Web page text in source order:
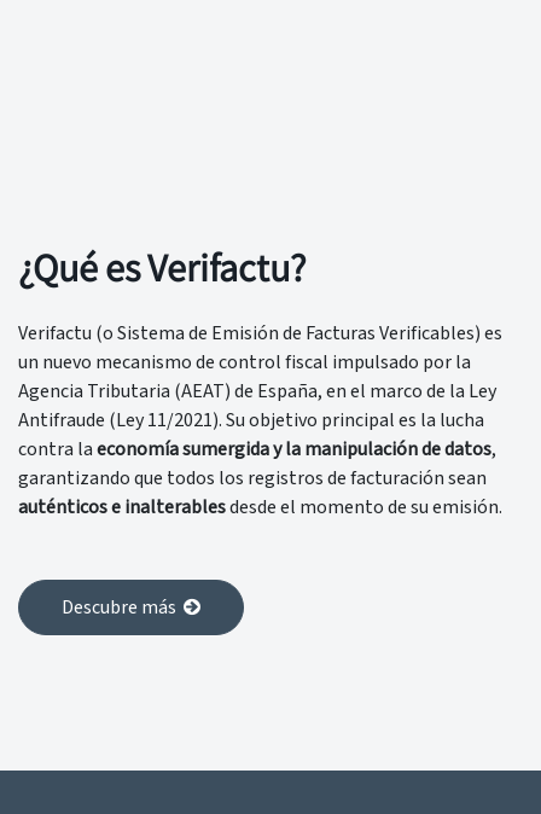
¿Qué es Verifactu?
Verifactu (o Sistema de Emisión de Facturas Verificables) es
un nuevo mecanismo de control fiscal impulsado por la
Agencia Tributaria (AEAT) de España, en el marco de la Ley
Antifraude (Ley 11/2021). Su objetivo principal es la lucha
contra laeconomía sumergida y la manipulación de datos,
garantizando que todos los registros de facturación sean
auténticos e inalterablesdesde el momento de su emisión.
Descubre más